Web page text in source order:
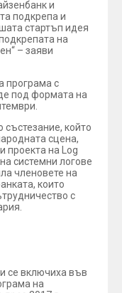
и
подкрепа и
стартъп идея
на
– заяви
програма с
под формата на
състезание, който
сцена,
проекта на Log
системни логове
членовете на
които
с
се включиха във
на